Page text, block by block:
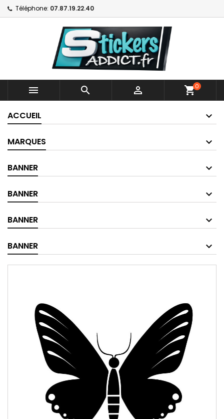
Téléphone: 07.87.19.22.40
   shopping_cart0
ACCUEIL
MARQUES
BANNER
BANNER
BANNER
BANNER